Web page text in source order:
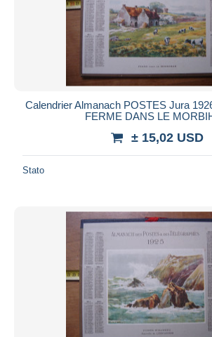
Calendrier Almanach POSTES Jura
FERME DANS LE
± 15,02 USD
Stato